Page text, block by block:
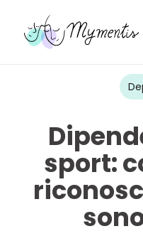
Vai
sport: